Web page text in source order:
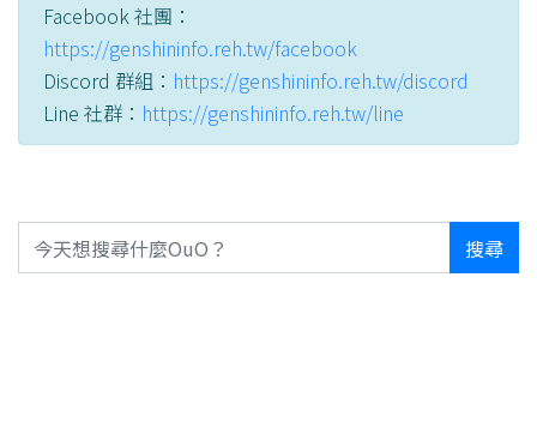
Facebook 社團：
https://genshininfo.reh.tw/facebook
Discord 群組： https://genshininfo.reh.tw/discord
Line 社群： https://genshininfo.reh.tw/line
搜尋